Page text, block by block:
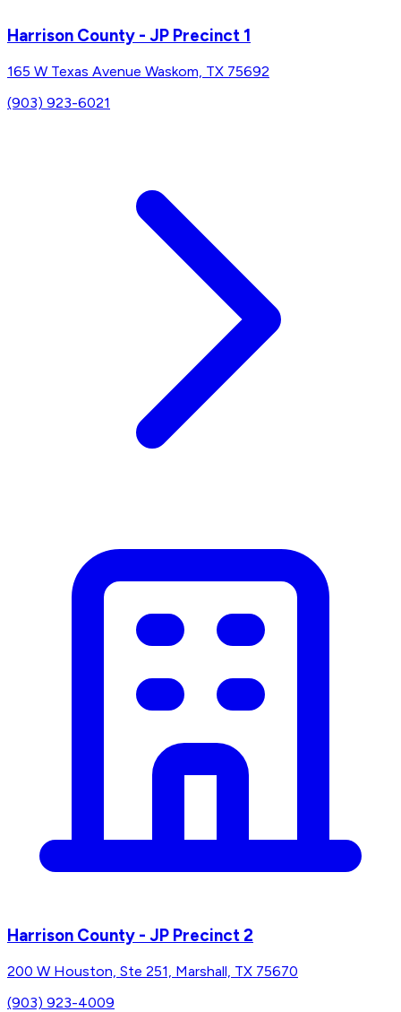
Harrison County - JP Precinct 1
165 W Texas Avenue Waskom, TX 75692
(903) 923-6021
Harrison County - JP Precinct 2
200 W Houston, Ste 251, Marshall, TX 75670
(903) 923-4009